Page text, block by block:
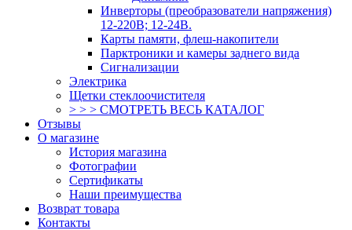
Инверторы (преобразователи напряжения)
12-220В; 12-24В.
Карты памяти, флеш-накопители
Парктроники и камеры заднего вида
Сигнализации
Электрика
Щетки стеклоочистителя
> > > СМОТРЕТЬ ВЕСЬ КАТАЛОГ
Отзывы
О магазине
История магазина
Фотографии
Сертификаты
Наши преимущества
Возврат товара
Контакты